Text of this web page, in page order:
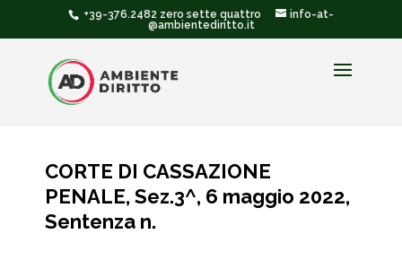
+39-376.2482 zero sette quattro
info-at-
@ambientediritto.it
CORTE DI CASSAZIONE
PENALE, Sez.3^, 6 maggio 2022,
Sentenza n.